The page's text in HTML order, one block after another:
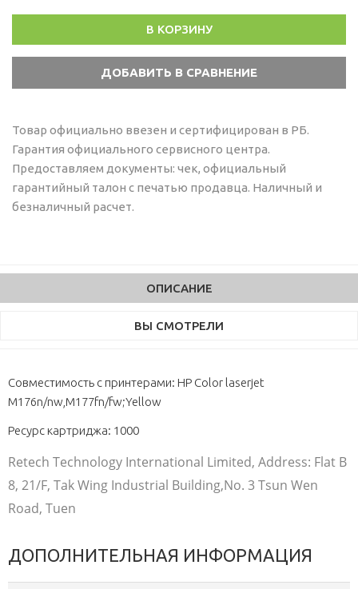
В КОРЗИНУ
Товар официально ввезен и сертифицирован в РБ.
Гарантия официального сервисного центра.
Предоставляем документы: чек, официальный
гарантийный талон с печатью продавца. Наличный и
безналичный расчет.
ОПИСАНИЕ
ВЫ СМОТРЕЛИ
Совместимость с принтерами: HP Color laserjet
M176n/nw,M177fn/fw;Yellow
Ресурс картриджа: 1000
Retech Technology International Limited, Address: Flat B
8, 21/F, Tak Wing Industrial Building,No. 3 Tsun Wen
Road, Tuen
ДОПОЛНИТЕЛЬНАЯ ИНФОРМАЦИЯ